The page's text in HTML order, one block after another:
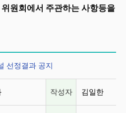
원회에서 주관하는 사항등을
선정결과 공지
작성자 김일한